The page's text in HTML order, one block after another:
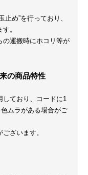
め”を行っており、
。
の運搬時にホコリ等が
の商品特性
しており、コードに1
ムラがある場合がご
ざいます。